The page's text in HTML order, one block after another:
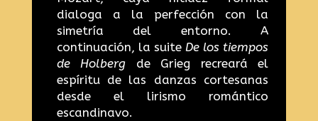
dialoga a la perfección con la
simetría del entorno. A
continuación, la suiteDe los tiempos
de Holberg de Grieg recreará el
espíritu de las danzas cortesanas
desde el lirismo romántico
escandinavo.